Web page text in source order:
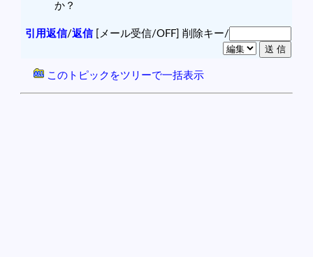
か？
引用返信/返信[メール受信/OFF] 削除キー/
このトピックをツリーで一括表示